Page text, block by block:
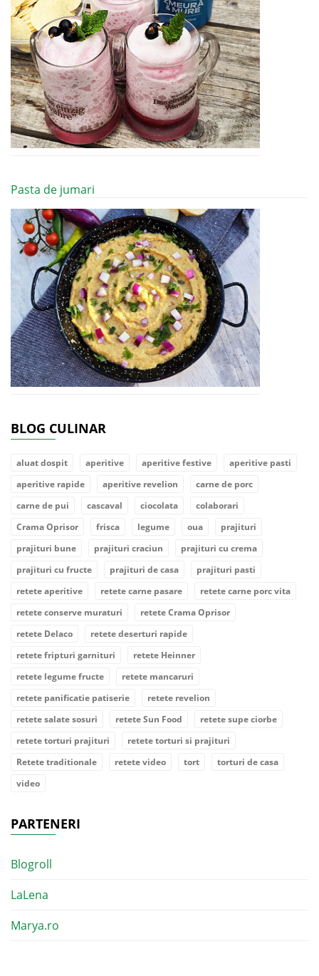
Pasta de jumari
BLOG CULINAR
aluat dospit aperitive aperitive festive
aperitive pasti
aperitive rapide
aperitive revelion
carne de porc
carne de pui
cascaval ciocolata
colaborari
Crama Oprisor
frisca legume oua
prajituri
prajituri bune
prajituri craciun
prajituri cu crema
prajituri cu fructe
prajituri de casa
prajituri pasti
retete aperitive
retete carne pasare
retete carne porc vita
retete conserve muraturi
retete Crama Oprisor
retete Delaco
retete deserturi rapide
retete fripturi garnituri
retete Heinner
retete legume fructe
retete mancaruri
retete panificatie patiserie
retete revelion
retete salate sosuri
retete Sun Food
retete supe ciorbe
retete torturi prajituri
retete torturi si prajituri
Retete traditionale
retete video tort
torturi de casa
video
PARTENERI
Blogroll
LaLena
Marya.ro